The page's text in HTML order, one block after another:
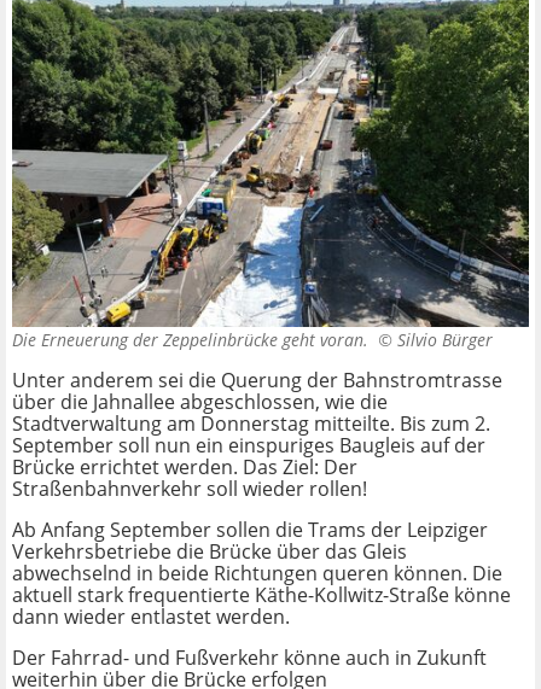
Die Erneuerung der Zeppelinbrücke geht voran. © Silvio Bürger
Unter anderem sei die Querung der Bahnstromtrasse
über die Jahnallee abgeschlossen, wie die
Stadtverwaltung am Donnerstag mitteilte. Bis zum 2.
September soll nun ein einspuriges Baugleis auf der
Brücke errichtet werden. Das Ziel: Der
Straßenbahnverkehr soll wieder rollen!
Ab Anfang September sollen die Trams der Leipziger
Verkehrsbetriebe die Brücke über das Gleis
abwechselnd in beide Richtungen queren können. Die
aktuell stark frequentierte Käthe-Kollwitz-Straße könne
dann wieder entlastet werden.
Der Fahrrad- und Fußverkehr könne auch in Zukunft
weiterhin über die Brücke erfolgen